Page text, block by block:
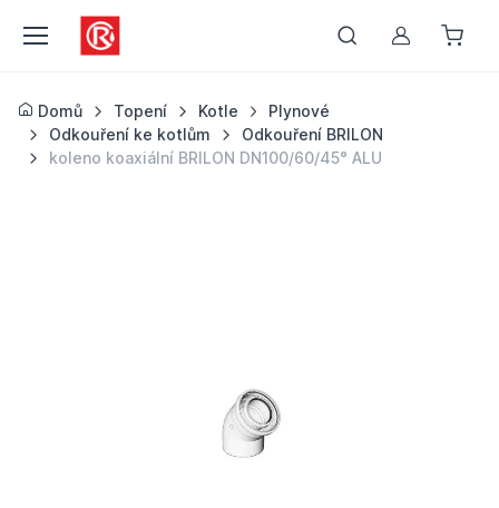
Můj účet
Domů Topení Kotle
Plynové
Odkouření ke kotlům
Odkouření BRILON
koleno koaxiální BRILON DN100/60/45° ALU